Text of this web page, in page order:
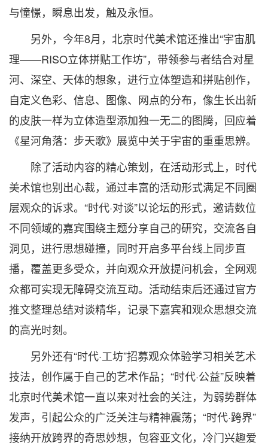
与憧憬，瞬息出发，触及永恒。
另外，今年8月，北京时代美术馆还推出“宇宙肌
理——RISO立体拼贴工作坊”，带领参与者结合对星
河、深空、天体的想象，进行立体塑造和拼贴创作，
自定义色彩、信息、图像、网点的分布，像生长出新
的皮肤一样为立体造型添加独一无二的图腾，回应着
《星河角落：步天歌》展览中关于宇宙的重重思辨。
除了活动内容的精心策划，在活动形式上，时代
美术馆也别出心裁，通过丰富的活动形式满足不同圈
层观众的诉求。“时代·对谈”以论坛的形式，邀请数位
不同领域的嘉宾围绕主题分享自己的研究，交流各自
洞见，进行思想碰撞，同时开启多平台线上同步直
播，覆盖更多受众，并向观众开放提问机会，全网观
众都可实现无障碍交流互动。活动结束后还通过官方
推文整理总结对谈精华，记录下嘉宾和观众思想交流
的高光时刻。
另外还有“时代·工坊”招募观众体验学习相关艺术
技法，创作属于自己的艺术作品；“时代·公益”反映着
北京时代美术馆一直以来对社会的关注，为弱势群体
发声，引起公众的广泛关注与精神震荡；“时代·跨界”
接纳开放跨界的奇思妙想，包容亚文化，冷门兴趣爱